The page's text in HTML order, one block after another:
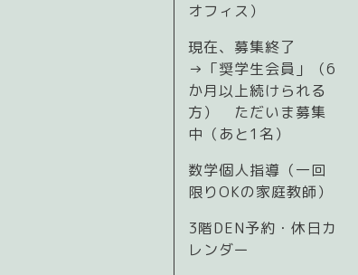
オフィス）
現在、募集終了
→「奨学生会員」（6
か月以上続けられる
方） ただいま募集
中（あと1名）
数学個人指導（一回
限りOKの家庭教師）
3階DEN予約・休日カ
レンダー